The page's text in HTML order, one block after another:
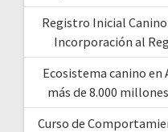
Registro Inicial
Incorporación al
Ecosistema canino en
más de 8.000
Curso de